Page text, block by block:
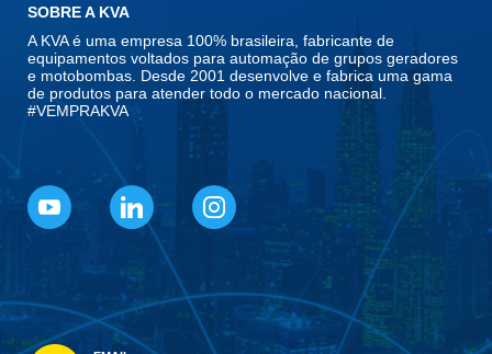
SOBRE A KVA
A KVA é uma empresa 100% brasileira, fabricante de
equipamentos voltados para automação de grupos geradores
e motobombas. Desde 2001 desenvolve e fabrica uma gama
de produtos para atender todo o mercado nacional.
#VEMPRAKVA